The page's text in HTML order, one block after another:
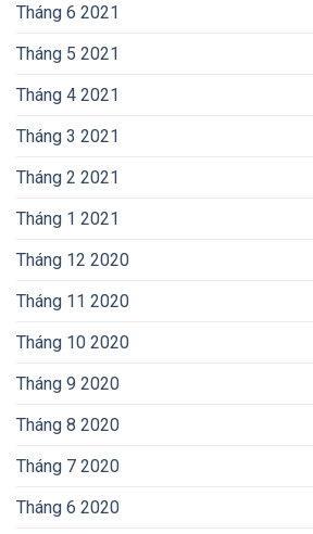
Tháng 6 2021
Tháng 5 2021
Tháng 4 2021
Tháng 3 2021
Tháng 2 2021
Tháng 1 2021
Tháng 12 2020
Tháng 11 2020
Tháng 10 2020
Tháng 9 2020
Tháng 8 2020
Tháng 7 2020
Tháng 6 2020